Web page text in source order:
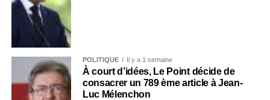
POLITIQUE Il y a 1 semaine
À court d’idées, Le Point décide de
consacrer un 789 ème article à Jean-
Luc Mélenchon